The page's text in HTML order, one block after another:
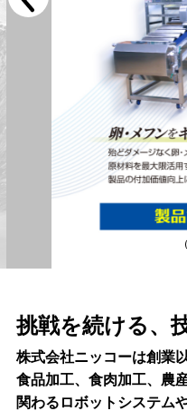
挑戦を続ける、
株式会社ニッコーは創業
食品加工、食肉加工、農
関わるロボットシステム